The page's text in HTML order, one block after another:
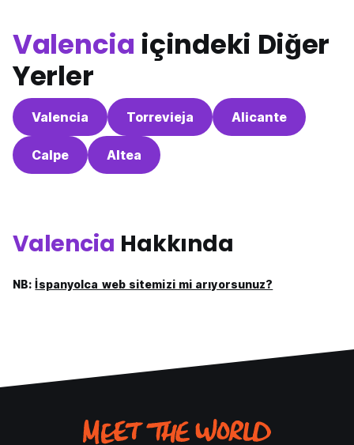
Valencia içindeki Diğer
Yerler
Valencia Torrevieja Alicante
Calpe Altea
Valencia Hakkında
NB:İspanyolca web sitemizi mi arıyorsunuz?